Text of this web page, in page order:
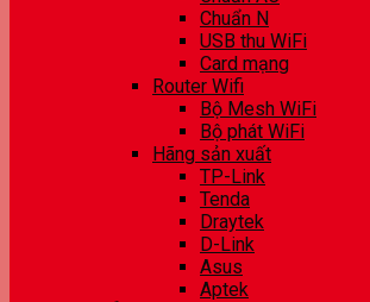
Chuẩn N
USB thu WiFi
Card mạng
Router Wifi
Bộ Mesh WiFi
Bộ phát WiFi
Hãng sản xuất
TP-Link
Tenda
Draytek
D-Link
Asus
Aptek